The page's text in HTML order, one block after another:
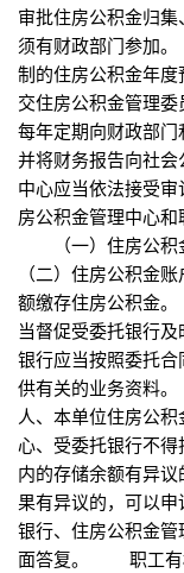
审批住房公积金归
须有财政部门参
制的住房公积金年
交住房公积金管理
每年定期向财政部门
并将财务报告向社
中心应当依法接
房公积金管理中心和
（一）住房公积
（二）住房公积
额缴存住房公积金
当督促受委托银行
银行应当按照委托
供有关的业务资料
人、本单位住房公
心、受委托银行不
内的存储余额有异
果有异议的，可以
银行、住房公积金
面答复。 职工有